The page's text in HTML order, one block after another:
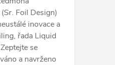
Foil Design)
inovace a
řada Liquid
se
a navrženo